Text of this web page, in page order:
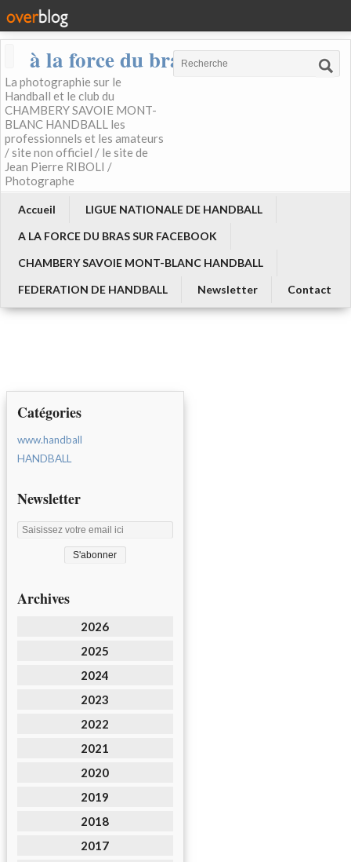
à la force du bras
La photographie sur le
Handball et le club du
CHAMBERY SAVOIE MONT-
BLANC HANDBALL les
professionnels et les amateurs
/ site non officiel / le site de
Jean Pierre RIBOLI /
Photographe
Accueil
LIGUE NATIONALE DE HANDBALL
A LA FORCE DU BRAS SUR FACEBOOK
CHAMBERY SAVOIE MONT-BLANC HANDBALL
FEDERATION DE HANDBALL
Newsletter Contact
Catégories
www.handball
HANDBALL
Newsletter
Archives
2026
2025
2024
2023
2022
2021
2020
2019
2018
2017